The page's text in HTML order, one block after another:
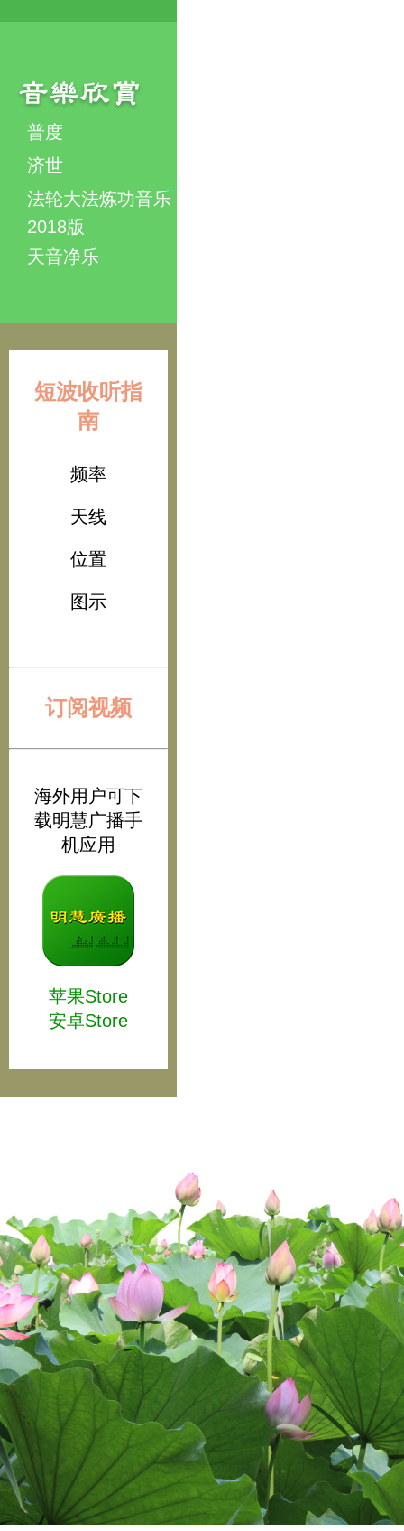
普度
济世
法轮大法炼功音乐
2018版
天音净乐
短波收听指
南
频率
天线
位置
图示
订阅视频
海外用户可下
载明慧广播手
机应用
苹果Store
安卓Store